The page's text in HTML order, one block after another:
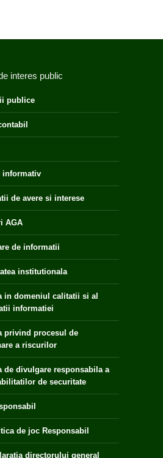
interes public
publice
informativ
de avere si interese
AGA
de informatii
institutionala
in domeniul calitatii si al
informatiei
privind procesul de
a riscurilor
de divulgare responsabila a
de securitate
de joc Responsabil
directorului general